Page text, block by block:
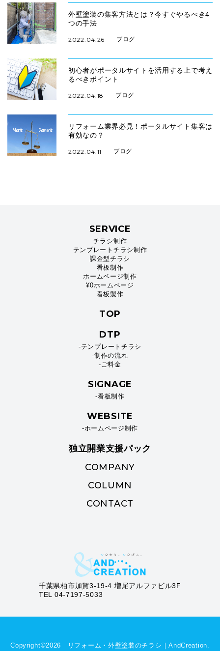
外壁塗装の集客方法とは？今すぐやるべき4
つの手法
2022.04.26 ブログ
初心者がポータルサイトを活用する上で考え
るべきポイント
2022.04.18 ブログ
リフォーム業界必見！ポータルサイト集客は
有効なの？
2022.04.11 ブログ
SERVICE
チラシ制作
テンプレートチラシ制作
課金型チラシ
看板制作
ホームページ制作
¥0ホームページ
看板製作
TOP
DTP
-テンプレートチラシ
-制作の流れ
-ご料金
SIGNAGE
-看板制作
WEBSITE
-ホームページ制作
独立開業支援パック
COMPANY
COLUMN
CONTACT
千葉県柏市加賀3-19-4 増尾アルファビル3F
TEL 04-7197-5033
Copyright©︎2026 リフォーム・外壁塗装のチラシ｜AndCreation.